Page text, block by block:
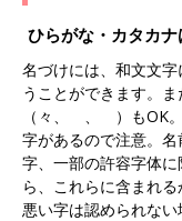
ひらがな・カタカ
名づけには、和文文
うことができます。
（々、ゝ、ゞ）もOK
字があるので注意。
字、一部の許容字体
ら、これらに含まれ
悪い字は認められない